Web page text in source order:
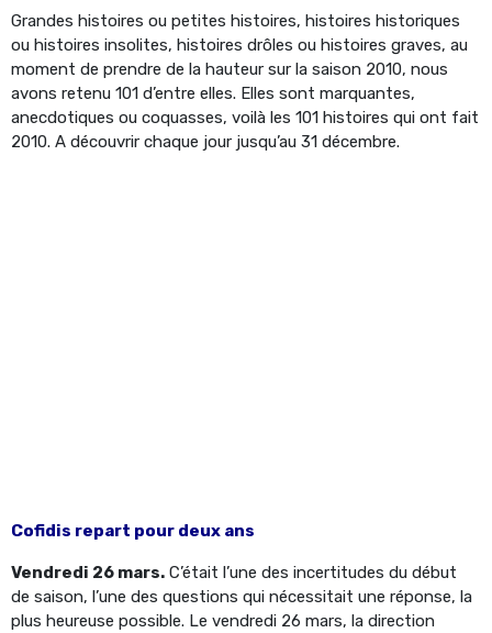
Grandes histoires ou petites histoires, histoires historiques
ou histoires insolites, histoires drôles ou histoires graves, au
moment de prendre de la hauteur sur la saison 2010, nous
avons retenu 101 d’entre elles. Elles sont marquantes,
anecdotiques ou coquasses, voilà les 101 histoires qui ont fait
2010. A découvrir chaque jour jusqu’au 31 décembre.
Cofidis repart pour deux ans
Vendredi 26 mars. C’était l’une des incertitudes du début
de saison, l’une des questions qui nécessitait une réponse, la
plus heureuse possible. Le vendredi 26 mars, la direction